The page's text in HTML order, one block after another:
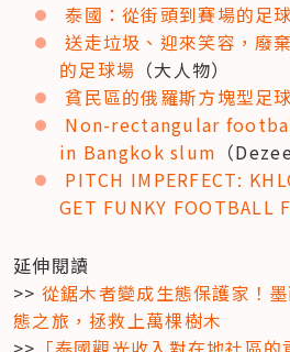
泰國：從街頭到賽場的足
送走垃圾、迎來笑容，廢
的足球場 （大人物）
貧民區的俄羅斯方塊型足
Non-rectangular
in Bangkok slum （
PITCH IMPERFECT:
GET FUNKY FOOTBALL
延伸閱讀
>> 從鋸木者變成生態保護家！
態之旅，拯救上萬棵樹木